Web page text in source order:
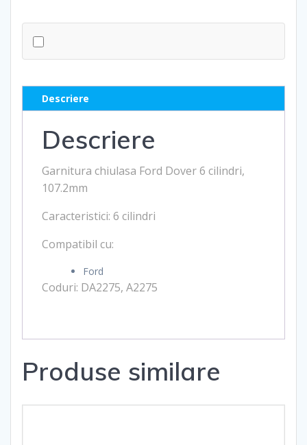
Descriere
Descriere
Garnitura chiulasa Ford Dover 6 cilindri,
107.2mm
Caracteristici: 6 cilindri
Compatibil cu:
Ford
Coduri: DA2275, A2275
Produse similare